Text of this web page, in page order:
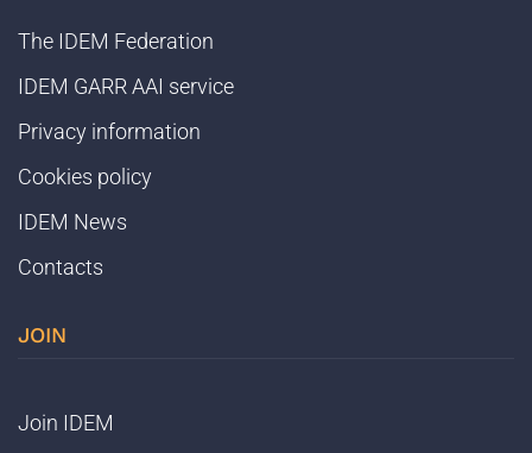
The IDEM Federation
IDEM GARR AAI service
Privacy information
Cookies policy
IDEM News
Contacts
JOIN
Join IDEM